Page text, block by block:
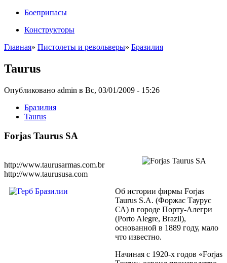
Боеприпасы
Конструкторы
Главная» Пистолеты и револьверы» Бразилия
Taurus
Опубликовано admin в Вс, 03/01/2009 - 15:26
Бразилия
Taurus
Forjas Taurus SA
http://www.taurusarmas.com.br
http://www.taurususa.com
Об истории фирмы Forjas
Taurus S.A. (Форжас Таурус
СА) в городе Порту-Алегри
(Porto Alegre, Brazil),
основанной в 1889 году, мало
что известно.
Начиная с 1920-х годов «Forjas